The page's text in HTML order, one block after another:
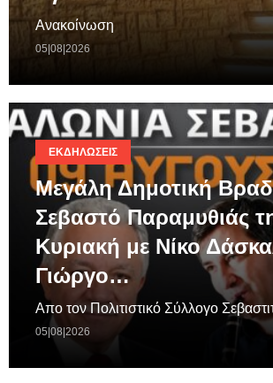
Ανακοίνωση
05|08|2026
ΕΚΔΗΛΏΣΕΙΣ
Μεγάλη Δημοτική
Σεβαστό Παραμυθιάς
Κυριακή με Νίκο
Γιώργο…
Απο τον Πολιτιστικό Σύλλογο
05|08|2026